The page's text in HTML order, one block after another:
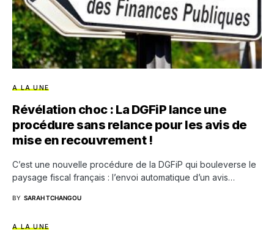
A LA UNE
Révélation choc : La DGFiP lance une
procédure sans relance pour les avis de
mise en recouvrement !
C’est une nouvelle procédure de la DGFiP qui bouleverse le
paysage fiscal français : l’envoi automatique d’un avis…
BY SARAH TCHANGOU
A LA UNE